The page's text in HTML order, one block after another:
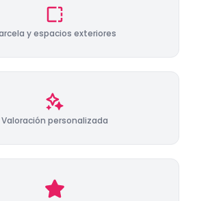
y espacios exteriores
Valoración personalizada